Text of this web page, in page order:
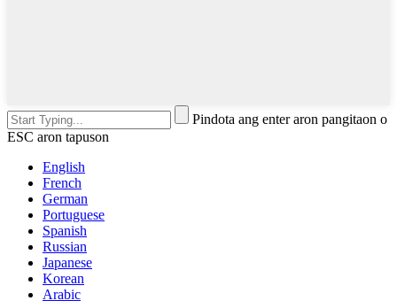
Pindota ang enter aron pangitaon o
ESC aron tapuson
English
French
German
Portuguese
Spanish
Russian
Japanese
Korean
Arabic